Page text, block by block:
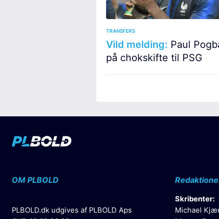
TRANSFERS
Vild melding: Paul
på chokskifte til PSG
OM PLBOLD
PLBOLD.dk udgives af PLBOLD Aps
Skribenter:
Michael